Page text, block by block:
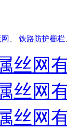
铁路防护栅栏